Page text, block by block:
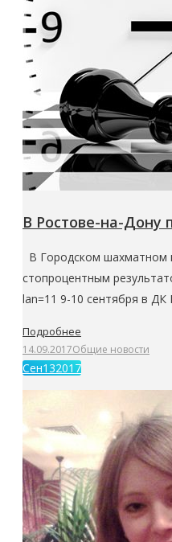
В Ростове-на-Дону
В Городском шахматном
стопроцентным
lan=11 9-10 сентября в
Подробнее
14.09.2017Общие новости
Сен132017